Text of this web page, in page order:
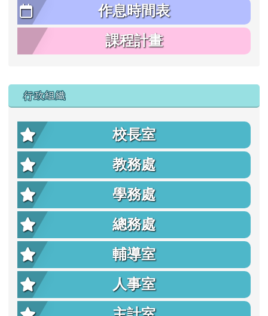
作息時間表
課程計畫
行政組織
校長室
教務處
學務處
總務處
輔導室
人事室